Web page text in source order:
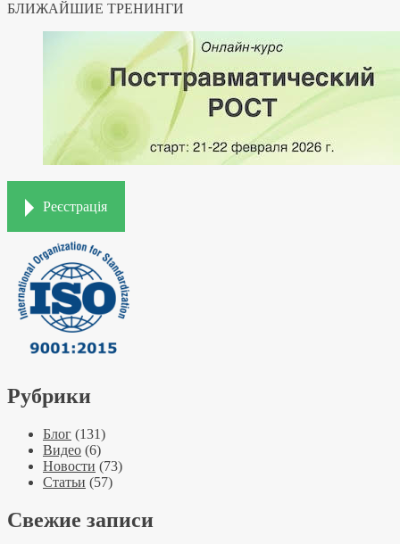
БЛИЖАЙШИЕ ТРЕНИНГИ
Реєстрація
Рубрики
Блог (131)
Видео (6)
Новости (73)
Статьи (57)
Свежие записи